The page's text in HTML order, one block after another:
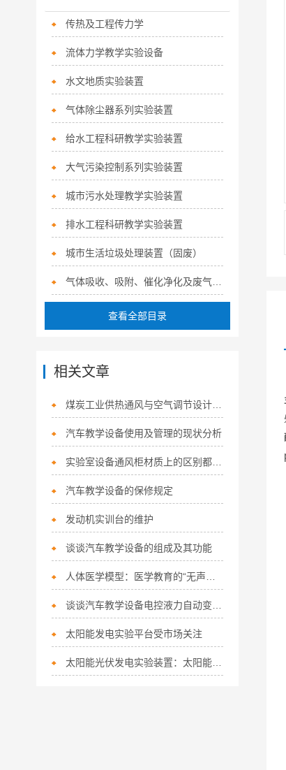
传热及工程传力学
流体力学教学实验设备
水文地质实验装置
气体除尘器系列实验装置
给水工程科研教学实验装置
大气污染控制系列实验装置
城市污水处理教学实验装置
排水工程科研教学实验装置
城市生活垃圾处理装置（固废）
查看全部目录
相关文章
煤炭工业供热通风与空气调节设计规范
汽车教学设备使用及管理的现状分析
实验室设备通风柜材质上的区别都有哪些
汽车教学设备的保修规定
发动机实训台的维护
谈谈汽车教学设备的组成及其功能
太阳能发电实验平台受市场关注
太阳能光伏发电实验装置：太阳能实验教学的利器